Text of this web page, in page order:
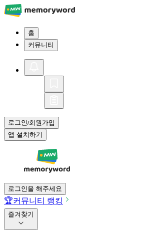
홈
커뮤니티
로그인/회원가입
앱 설치하기
로그인을 해주세요
🏆커뮤니티 랭킹
즐겨찾기